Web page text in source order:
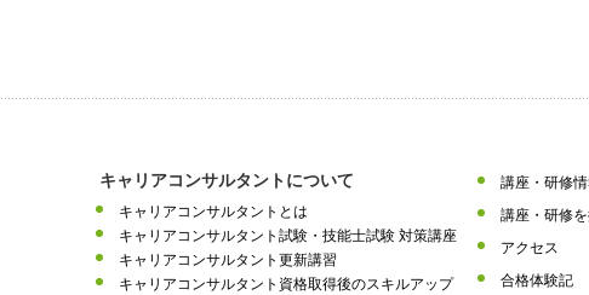
キャリアコンサルタントについて
キャリアコンサルタントとは
キャリアコンサルタント試験・技能士試験 対策講座
キャリアコンサルタント更新講習
キャリアコンサルタント資格取得後のスキルアップ
講座・研修
講座・研修
アクセス
合格体験記